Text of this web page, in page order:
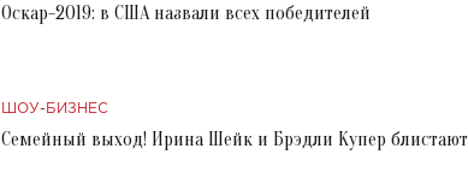
Оскар-2019: в США назвали всех победителей
ШОУ-БИЗНЕС
Семейный выход! Ирина Шейк и Брэдли Купер